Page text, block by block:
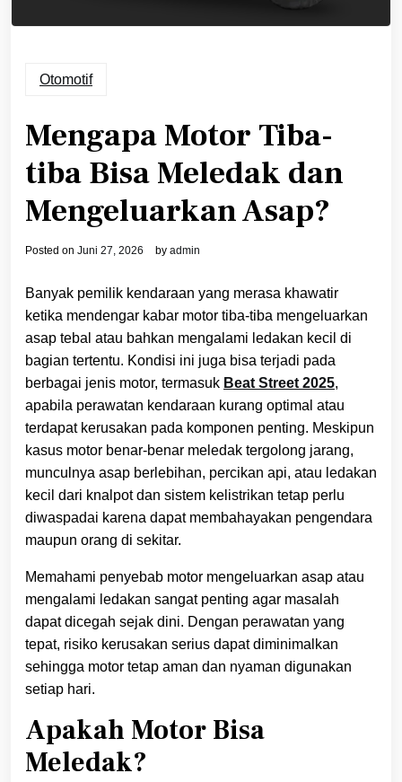
Otomotif
Mengapa Motor Tiba-
tiba Bisa Meledak dan
Mengeluarkan Asap?
Posted on Juni 27, 2026 by admin
Banyak pemilik kendaraan yang merasa khawatir
ketika mendengar kabar motor tiba-tiba mengeluarkan
asap tebal atau bahkan mengalami ledakan kecil di
bagian tertentu. Kondisi ini juga bisa terjadi pada
berbagai jenis motor, termasuk Beat Street 2025,
apabila perawatan kendaraan kurang optimal atau
terdapat kerusakan pada komponen penting. Meskipun
kasus motor benar-benar meledak tergolong jarang,
munculnya asap berlebihan, percikan api, atau ledakan
kecil dari knalpot dan sistem kelistrikan tetap perlu
diwaspadai karena dapat membahayakan pengendara
maupun orang di sekitar.
Memahami penyebab motor mengeluarkan asap atau
mengalami ledakan sangat penting agar masalah
dapat dicegah sejak dini. Dengan perawatan yang
tepat, risiko kerusakan serius dapat diminimalkan
sehingga motor tetap aman dan nyaman digunakan
setiap hari.
Apakah Motor Bisa
Meledak?